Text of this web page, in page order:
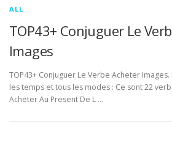
ALL
TOP43+ Conjuguer Le
Images
TOP43+ Conjuguer Le Verbe Acheter
les temps et tous les modes : Ce sont 22
Acheter Au Present De L …